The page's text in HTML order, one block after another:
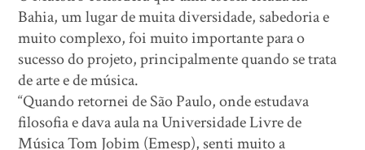
Bahia, um lugar de muita diversidade, sabedoria e
muito complexo, foi muito importante para o
sucesso do projeto, principalmente quando se trata
de arte e de música.
“Quando retornei de São Paulo, onde estudava
filosofia e dava aula na Universidade Livre de
Música Tom Jobim (Emesp), senti muito a